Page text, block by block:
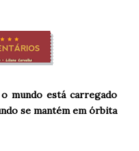
o mundo está carregado
se mantém em órbita